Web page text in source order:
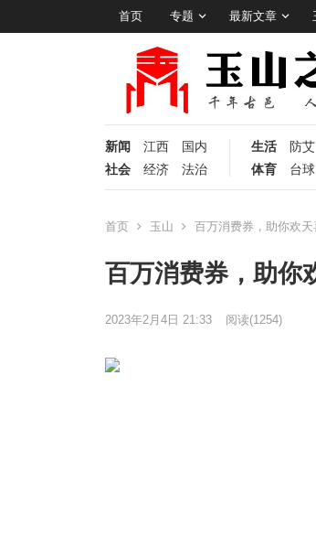
首页 专题 最新文章
新闻 江西
国内
社会
经济 法治
生活 防艾
体育
台球
首页 玉山 百万消费券，助你欢天
百万消费券，助你
2023年2月4日 21:33 阅读(1254)